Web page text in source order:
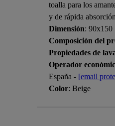
toalla para los
y de rápida
Dimensión: 90x150
Composición del
Propiedades de
Operador
España - [email
Color: Beige